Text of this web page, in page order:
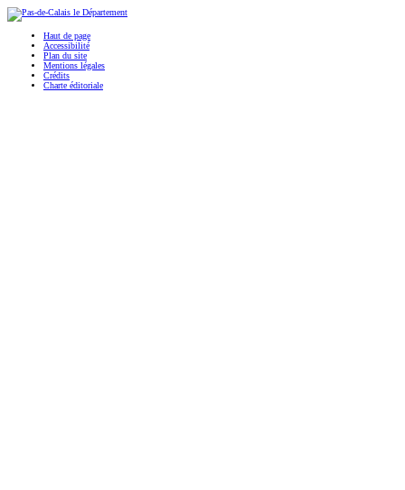
Haut de page
Accessibilité
Plan du site
Mentions légales
Crédits
Charte éditoriale